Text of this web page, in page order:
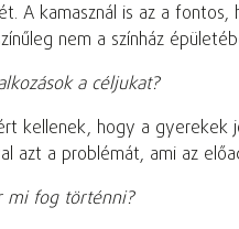
A kamasznál is az a
nem a színház
a céljukat?
kellenek, hogy a
azt a problémát, ami az
mi fog történni?